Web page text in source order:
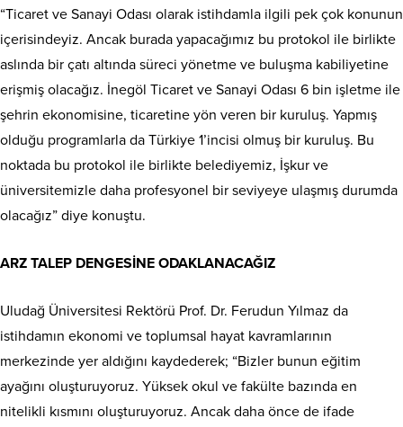
“Ticaret ve Sanayi Odası olarak istihdamla ilgili pek çok konunun
içerisindeyiz. Ancak burada yapacağımız bu protokol ile birlikte
aslında bir çatı altında süreci yönetme ve buluşma kabiliyetine
erişmiş olacağız. İnegöl Ticaret ve Sanayi Odası 6 bin işletme ile
şehrin ekonomisine, ticaretine yön veren bir kuruluş. Yapmış
olduğu programlarla da Türkiye 1’incisi olmuş bir kuruluş. Bu
noktada bu protokol ile birlikte belediyemiz, İşkur ve
üniversitemizle daha profesyonel bir seviyeye ulaşmış durumda
olacağız” diye konuştu.
ARZ TALEP DENGESİNE ODAKLANACAĞIZ
Uludağ Üniversitesi Rektörü Prof. Dr. Ferudun Yılmaz da
istihdamın ekonomi ve toplumsal hayat kavramlarının
merkezinde yer aldığını kaydederek; “Bizler bunun eğitim
ayağını oluşturuyoruz. Yüksek okul ve fakülte bazında en
nitelikli kısmını oluşturuyoruz. Ancak daha önce de ifade